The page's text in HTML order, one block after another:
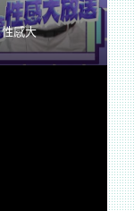
感大